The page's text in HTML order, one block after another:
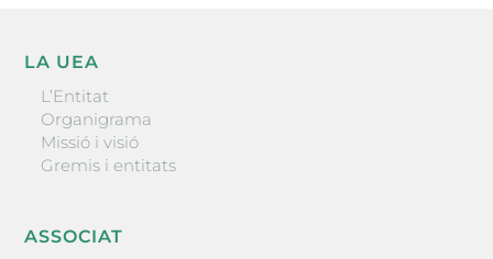
LA UEA
L’Entitat
Organigrama
Missió i visió
Gremis i entitats
ASSOCIAT